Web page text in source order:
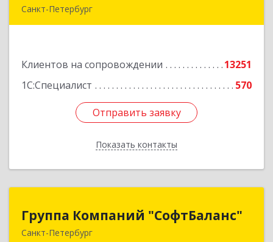
Санкт-Петербург
Клиентов на сопровождении
13251
1С:Специалист
570
Отправить заявку
Показать контакты
Отправить заявку
Назад
Группа Компаний "СофтБаланс"
Санкт-Петербург
Группа Компаний "СофтБаланс"
195112, Санкт-Петербург г, Заневский пр-кт,